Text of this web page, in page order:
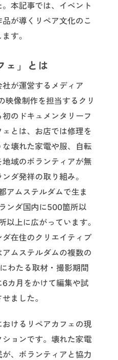
本記事では、イベント
が導くリペア文化のこ
す。
ェ」とは
が運営するメディア
映像制作を担当するクリ
のドキュメンタリーフ
とは、お店では修理を
壊れた家電や服、自転
域のボランティアが無
ダ発祥の取り組み。
アムステルダムで生ま
ンダ国内に500箇所以
上に広がっています。
在住のクリエイティブ
ムステルダムの複数の
わたる取材・撮影期間
カ月をかけて編集や試
ました。
けるリペアカフェの現
ョンです。壊れた家電
、ボランティアと協力